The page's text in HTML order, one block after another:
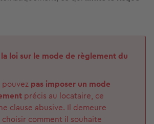
loi sur le mode de règlement du
pouvez pas imposer un mode
précis au locataire, ce
clause abusive. Il demeure
comment il souhaite